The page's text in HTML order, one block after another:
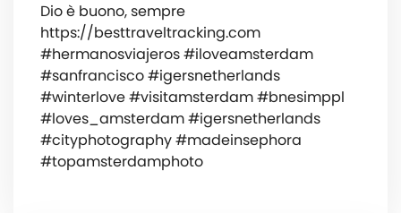
Dio è buono, sempre
https://besttraveltracking.com
#hermanosviajeros #iloveamsterdam
#sanfrancisco #igersnetherlands
#winterlove #visitamsterdam #bnesimppl
#loves_amsterdam #igersnetherlands
#cityphotography #madeinsephora
#topamsterdamphoto